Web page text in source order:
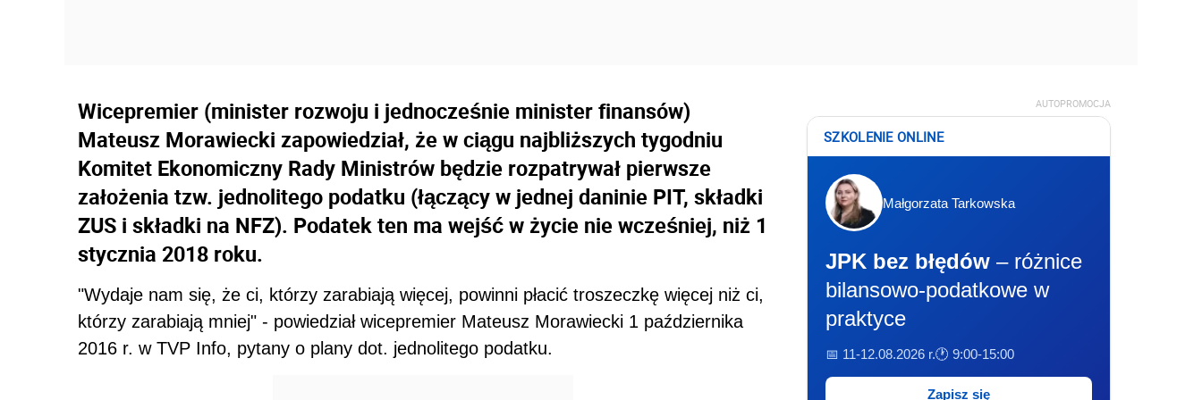
Wicepremier (minister rozwoju i jednocześnie minister finansów)
Mateusz Morawiecki zapowiedział, że w ciągu najbliższych tygodniu
Komitet Ekonomiczny Rady Ministrów będzie rozpatrywał pierwsze
założenia tzw. jednolitego podatku (łączący w jednej daninie PIT, składki
ZUS i składki na NFZ). Podatek ten ma wejść w życie nie wcześniej, niż 1
stycznia 2018 roku.
"Wydaje nam się, że ci, którzy zarabiają więcej, powinni płacić troszeczkę więcej niż ci,
którzy zarabiają mniej" - powiedział wicepremier Mateusz Morawiecki 1 października
2016 r. w TVP Info, pytany o plany dot. jednolitego podatku.
AUTOPROMOCJA
SZKOLENIE ONLINE
Małgorzata Tarkowska
JPK bez błędów – różnice
bilansowo-podatkowe w
praktyce
📅 11-12.08.2026 r.🕐 9:00-15:00
Zapisz się